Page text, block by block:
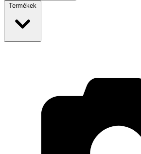
Termékek